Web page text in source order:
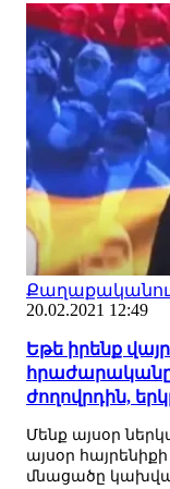
20.02.2021 12:49
Եթե իրենք
ժողովրդին,
Մենք այսօր
այսօր
մնացածը